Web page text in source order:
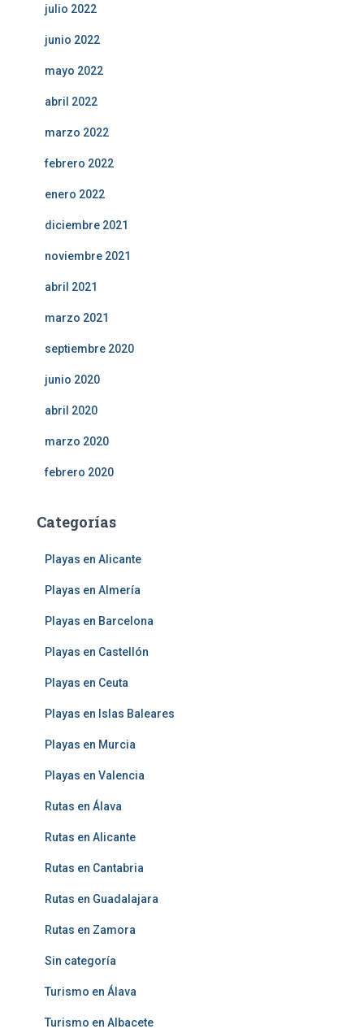
julio 2022
junio 2022
mayo 2022
abril 2022
marzo 2022
febrero 2022
enero 2022
diciembre 2021
noviembre 2021
abril 2021
marzo 2021
septiembre 2020
junio 2020
abril 2020
marzo 2020
febrero 2020
Categorías
Playas en Alicante
Playas en Almería
Playas en Barcelona
Playas en Castellón
Playas en Ceuta
Playas en Islas Baleares
Playas en Murcia
Playas en Valencia
Rutas en Álava
Rutas en Alicante
Rutas en Cantabria
Rutas en Guadalajara
Rutas en Zamora
Sin categoría
Turismo en Álava
Turismo en Albacete